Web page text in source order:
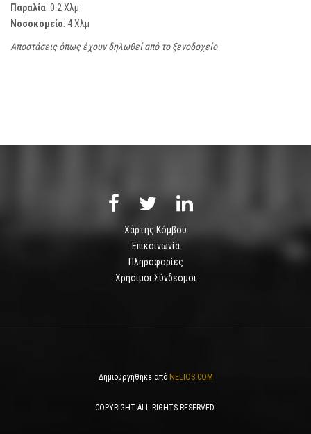
Παραλία: 0.2 Χλμ
Νοσοκομείο: 4 Χλμ
Αποστάσεις όπως έχουν δηλωθεί από το ξενοδοχείο
Χάρτης Κόμβου
Επικοινωνία
Πληροφορίες
Χρήσιμοι Σύνδεσμοι
Δημιουργήθηκε από NELIOS.COM
COPYRIGHT ALL RIGHTS RESERVED.